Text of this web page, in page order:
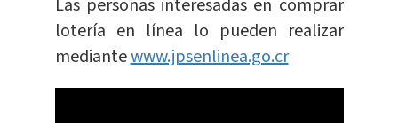
Las personas interesadas en comprar
lotería en línea lo pueden realizar
mediantewww.jpsenlinea.go.cr